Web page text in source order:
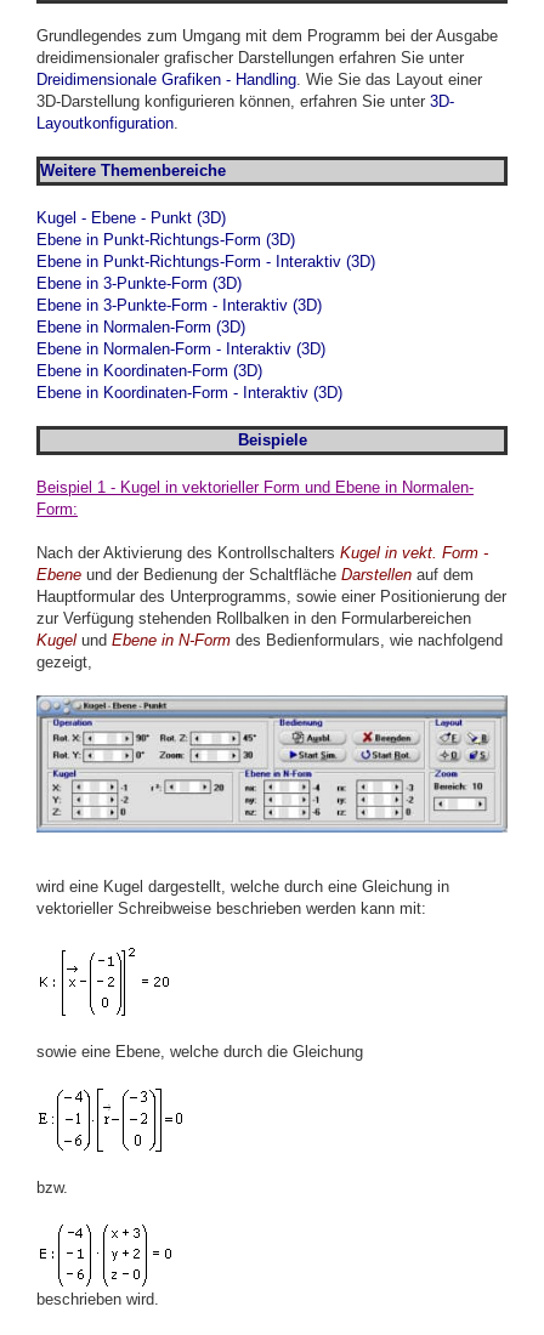
Grundlegendes zum Umgang mit dem Programm bei der Ausgabe
dreidimensionaler grafischer Darstellungen erfahren Sie unter
Dreidimensionale Grafiken - Handling. Wie Sie das Layout einer
3D-Darstellung konfigurieren können, erfahren Sie unter 3D-
Layoutkonfiguration.
Weitere Themenbereiche
Kugel - Ebene - Punkt (3D)
Ebene in Punkt-Richtungs-Form (3D)
Ebene in Punkt-Richtungs-Form - Interaktiv (3D)
Ebene in 3-Punkte-Form (3D)
Ebene in 3-Punkte-Form - Interaktiv (3D)
Ebene in Normalen-Form (3D)
Ebene in Normalen-Form - Interaktiv (3D)
Ebene in Koordinaten-Form (3D)
Ebene in Koordinaten-Form - Interaktiv (3D)
Beispiele
Beispiel 1 - Kugel in vektorieller Form und Ebene in Normalen-
Form:
Nach der Aktivierung des Kontrollschalters Kugel in vekt. Form -
Ebene und der Bedienung der Schaltfläche Darstellen auf dem
Hauptformular des Unterprogramms, sowie einer Positionierung der
zur Verfügung stehenden Rollbalken in den Formularbereichen
Kugel und Ebene in N-Form des Bedienformulars, wie nachfolgend
gezeigt,
wird eine Kugel dargestellt, welche durch eine Gleichung in
vektorieller Schreibweise beschrieben werden kann mit:
sowie eine Ebene, welche durch die Gleichung
bzw.
beschrieben wird.